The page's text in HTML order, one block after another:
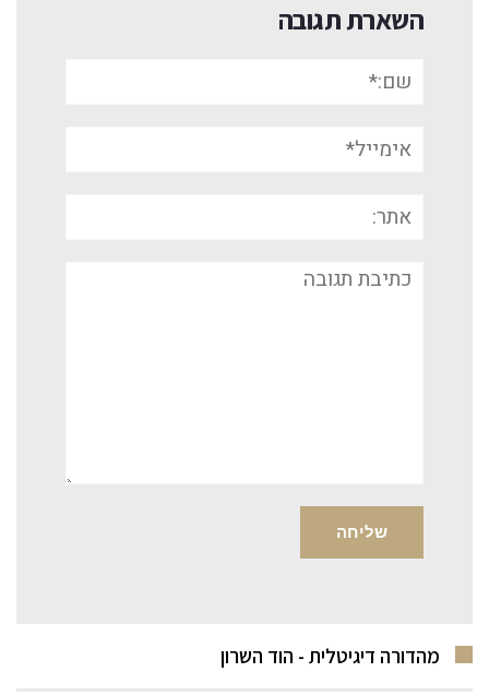
השארת תגובה
אימייל*
תגובה
מהדורה דיגיטלית - הוד השרון